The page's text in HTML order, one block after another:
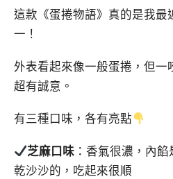
這款《蛋捲物語》真的是我最
一！
外表看起來像一般蛋捲，但一
超有誠意。
有三種口味，各有亮點
芝麻口味：香氣很濃，內
乾沙沙的，吃起來很順